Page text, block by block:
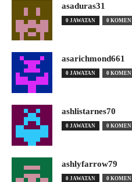
asaduras31
0 JAWATAN 0 KOMEN
asarichmond661
0 JAWATAN 0 KOMEN
ashlistarnes70
0 JAWATAN 0 KOMEN
ashlyfarrow79
0 JAWATAN 0 KOMEN